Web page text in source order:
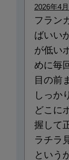
2026年4
フラン
ばいい
が低い
めに毎
目の前
しっか
どこに
握して
ラチラ
という